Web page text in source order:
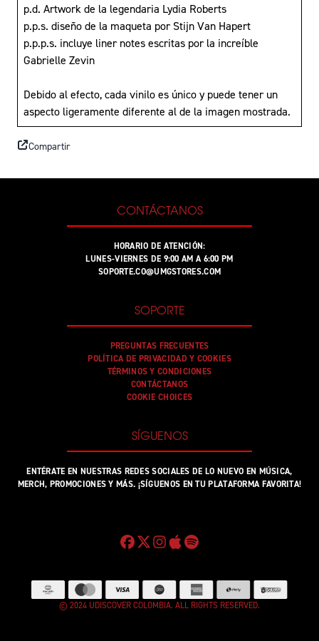
p.d. Artwork de la legendaria Lydia Roberts
p.p.s. diseño de la maqueta por Stijn Van Hapert
p.p.p.s. incluye liner notes escritas por la increíble
Gabrielle Zevin
Debido al efecto, cada vinilo es único y puede tener un
aspecto ligeramente diferente al de la imagen mostrada.
Compartir
CONTÁCTANOS
HORARIO DE ATENCIÓN:
LUNES-VIERNES DE 9:00 AM A 6:00 PM
SOPORTE.CO@UMGSTORES.COM
SOPORTE
PREGUNTAS FRECUENTES
POLÍTICA DE PRIVACIDAD Y COOKIES
TÉRMINOS Y CONDICIONES
CONTÁCTANOS
COOKIE CHOICES
SÍGUENOS
ENTÉRATE EN NUESTRAS REDES SOCIALES DE LO NUEVO EN MÚSICA,
MERCH, PROMOCIONES Y MÁS. ¡SÍGUENOS EN TU PLATAFORMA FAVORITA!
© 2024 UDISCOVER COLOMBIA. ALL RIGHTS RESERVED.